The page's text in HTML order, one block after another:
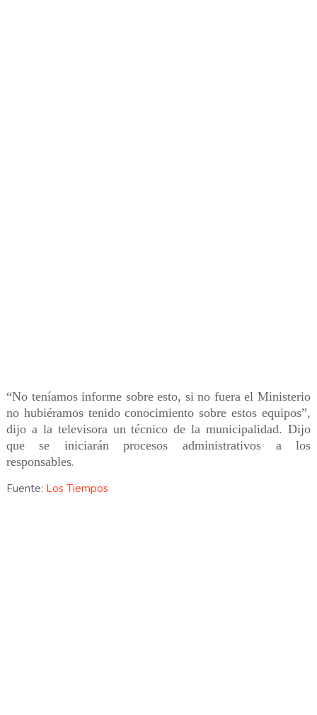
“No teníamos informe sobre esto, si no fuera el Ministerio
no hubiéramos tenido conocimiento sobre estos equipos”,
dijo a la televisora un técnico de la municipalidad. Dijo
que se iniciarán procesos administrativos a los
responsables.
Fuente: Los Tiempos